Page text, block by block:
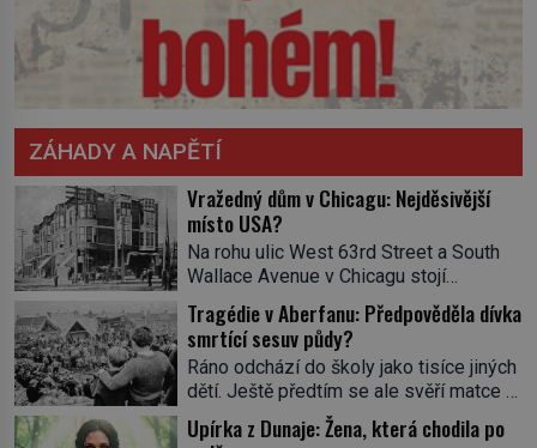
ZÁHADY A NAPĚTÍ
Vražedný dům v Chicagu: Nejděsivější
místo USA?
Na rohu ulic West 63rd Street a South
Wallace Avenue v Chicagu stojí
nenápadná pošta. Nemá žádný speciální
nápis ani pamětní desku. A přesto prý
místní zaměstnanci neradi chodí do
sklepa. Právě tady totiž sídlil sériový
vrah H. H. Holmes a také
nejpropracovanější past na lidi
Tragédie v Aberfanu: Předpověděla dívka
smrtící sesuv půdy?
Ráno odchází do školy jako tisíce jiných
dětí. Ještě předtím se ale svěří matce s
podivným snem. Ve škole, kterou dobře
zná, tentokrát nevidí budovu ani
Upírka z Dunaje: Žena, která chodila po